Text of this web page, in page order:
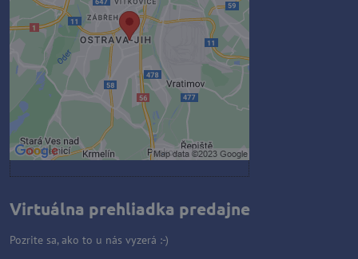
Prajete si načítať externý obsah?
Povoliť tentokrát
Povoliť a zapamätať - súhlas s
druhom cookie: Funkčné
Otvoriť obsah v novom okne
Virtuálna prehliadka predajne
Pozrite sa, ako to u nás vyzerá :-)